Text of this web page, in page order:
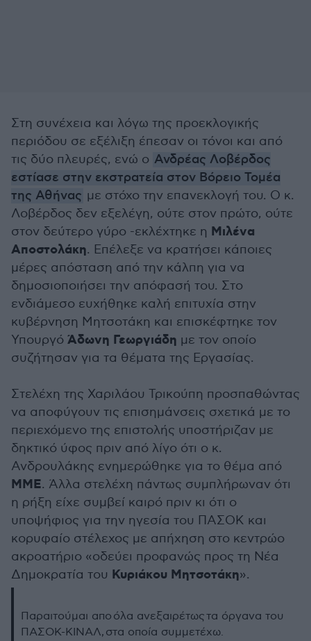
Στη συνέχεια και λόγω της προεκλογικής
περιόδου σε εξέλιξη έπεσαν οι τόνοι και από
τις δύο πλευρές, ενώ ο Ανδρέας Λοβέρδος
εστίασε στην εκστρατεία στον Βόρειο Τομέα
της Αθήνας με στόχο την επανεκλογή του. Ο κ.
Λοβέρδος δεν εξελέγη, ούτε στον πρώτο, ούτε
στον δεύτερο γύρο -εκλέχτηκε η Μιλένα
Αποστολάκη. Επέλεξε να κρατήσει κάποιες
μέρες απόσταση από την κάλπη για να
δημοσιοποιήσει την απόφασή του. Στο
ενδιάμεσο ευχήθηκε καλή επιτυχία στην
κυβέρνηση Μητσοτάκη και επισκέφτηκε τον
Υπουργό Άδωνη Γεωργιάδη με τον οποίο
συζήτησαν για τα θέματα της Εργασίας.
Στελέχη της Χαριλάου Τρικούπη προσπαθώντας
να αποφύγουν τις επισημάνσεις σχετικά με το
περιεχόμενο της επιστολής υποστήριζαν με
δηκτικό ύφος πριν από λίγο ότι ο κ.
Ανδρουλάκης ενημερώθηκε για το θέμα από
ΜΜΕ. Άλλα στελέχη πάντως συμπλήρωναν ότι
η ρήξη είχε συμβεί καιρό πριν κι ότι ο
υποψήφιος για την ηγεσία του ΠΑΣΟΚ και
κορυφαίο στέλεχος με απήχηση στο κεντρώο
ακροατήριο «οδεύει προφανώς προς τη Νέα
Δημοκρατία του Κυριάκου Μητσοτάκη».
Παραιτούμαι απο όλα ανεξαιρέτως τα όργανα του
ΠΑΣΟΚ-ΚΙΝΑΛ, στα οποία συμμετέχω.